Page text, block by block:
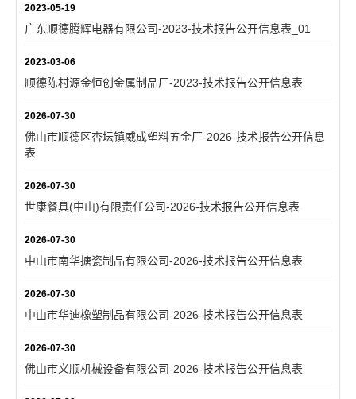
2023-05-19
广东顺德腾辉电器有限公司-2023-技术报告公开信息表_01
2023-03-06
顺德陈村源金恒创金属制品厂-2023-技术报告公开信息表
2026-07-30
佛山市顺德区杏坛镇威成塑料五金厂-2026-技术报告公开信息
表
2026-07-30
世康餐具(中山)有限责任公司-2026-技术报告公开信息表
2026-07-30
中山市南华搪瓷制品有限公司-2026-技术报告公开信息表
2026-07-30
中山市华迪橡塑制品有限公司-2026-技术报告公开信息表
2026-07-30
佛山市义顺机械设备有限公司-2026-技术报告公开信息表